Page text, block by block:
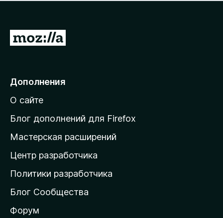
т
н
п
о
е
т
П
е
й
т
и
а
д
о
а
ш
Дополнения
О сайте
Блог дополнений для Firefox
Мастерская расширений
Центр разработчика
Политики разработчика
Блог Сообщества
Форум